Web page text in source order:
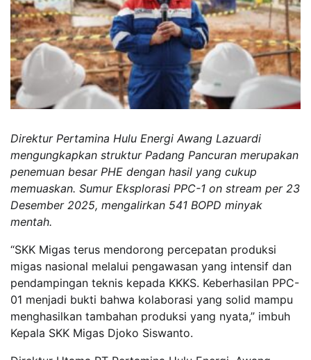
Direktur Pertamina Hulu Energi Awang Lazuardi
mengungkapkan struktur Padang Pancuran merupakan
penemuan besar PHE dengan hasil yang cukup
memuaskan. Sumur Eksplorasi PPC-1 on stream per 23
Desember 2025, mengalirkan 541 BOPD minyak
mentah.
“SKK Migas terus mendorong percepatan produksi
migas nasional melalui pengawasan yang intensif dan
pendampingan teknis kepada KKKS. Keberhasilan PPC-
01 menjadi bukti bahwa kolaborasi yang solid mampu
menghasilkan tambahan produksi yang nyata,” imbuh
Kepala SKK Migas Djoko Siswanto.